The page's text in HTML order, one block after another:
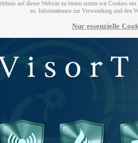
auf dieser Website zu bieten setzen wir Cookies
zu. Informationen zur Verwendung und den
Nur essenzielle